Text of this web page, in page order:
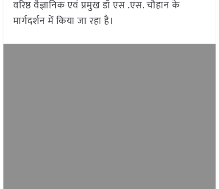
वरिष्ठ वैज्ञानिक एवं प्रमुख डॉ एस .एस. चौहान के
मार्गदर्शन में किया जा रहा है।